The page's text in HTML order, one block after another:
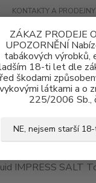
ZÁKAZ PRODEJE
UPOZORNĚNÍ
tabákových výrobků,
18-ti let dle
škodami
látkami a o
225/2006 Sb.,
NE, nejsem starší
KONTAKTY A PRODEJNY
e-liquid Nikotinová